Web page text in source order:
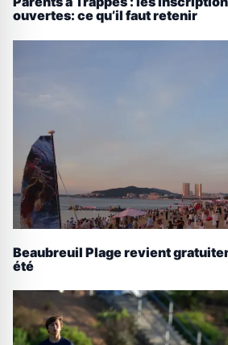
ouvertes: ce qu’il faut retenir
Beaubreuil Plage revient
été